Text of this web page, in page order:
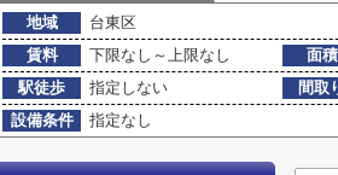
地域
台東区
賃料
下限なし～上限なし 面積
駅徒歩
指定しない 間取
設備条件
指定なし